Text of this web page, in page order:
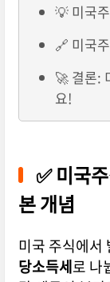
💡 미국
🔗 미국
🚀 결론:
요!
✅ 미국
본 개념
미국 주식에서
당소득세로 나